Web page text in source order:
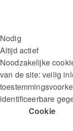
Nodig
Altijd actief
Noodzakelijke
van de site: veilig
identificeerbare
Cookie